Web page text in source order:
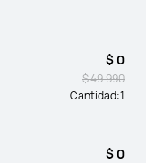
$ 0
$ 49.990
Cantidad:1
$ 0